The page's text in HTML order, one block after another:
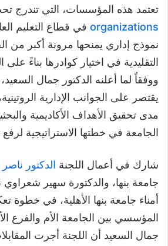
تعتمد هذه المؤسسات، التي تندرج
organizations في قطاع التعليم
نموذج إداري يمنحها مرونة أكبر من
التقليدية في اختيار كوادرها بناءً على
ووفقاً لما أعلنه الدكتور جمال
يقتصر على الجوانب الإدارية
مدى تحقيق الأهداف الأكاديمية
الجامعة في خطتها الاستراتيجية لرفع
شارك في أعمال اللجنة الدكتور
جامعة بنها، والدكتورة سهير
أمناء جامعة بنها الأهلية، في خطوة
المؤسسي بين الجامعة الأم والفرع
جمال السعيد أن اللجنة أجرت